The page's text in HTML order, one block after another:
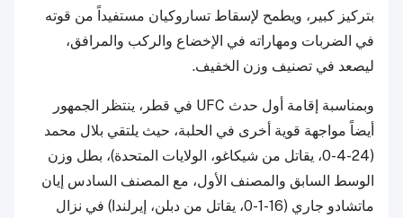
بتركيز كبير، ويطمح لإسقاط تساروكيان مستفيداً من قوته
في الضربات ومهاراته في الإخضاع والركب والمرافق،
ليصعد في تصنيف وزن الخفيف.
وبمناسبة إقامة أول حدث UFC في قطر، ينتظر الجمهور
أيضاً مواجهة قوية أخرى في الحلبة، حيث يلتقي بلال محمد
(24-4-0، يقاتل من شيكاغو، الولايات المتحدة)، بطل وزن
الوسط السابق والمصنف الأول، مع المصنف السادس إيان
ماتشادو جاري (16-1-0، يقاتل من دبلن، إيرلندا) في نزال